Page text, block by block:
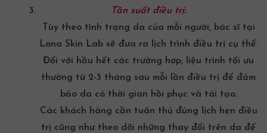
Tần suất điều trị:
Tùy theo tình trạng da của mỗi người, bác sĩ tại
Lona Skin Lab sẽ đưa ra lịch trình điều trị cụ thể.
Đối với hầu hết các trường hợp, liệu trình tối ưu
thường từ 2-3 tháng sau mỗi lần điều trị để đảm
bảo da có thời gian hồi phục và tái tạo.
Các khách hàng cần tuân thủ đúng lịch hẹn điều
trị cũng như theo dõi những thay đổi trên da để